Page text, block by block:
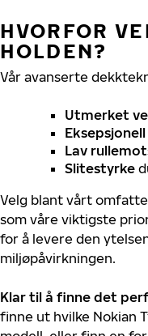
HVORFOR
HOLDEN?
Vår avanserte
Utmerket
Lav
Slitestyrke
Velg blant vårt
som våre viktigste
for å levere den
miljøpåvirkningen.
Klar til å finne det
finne ut hvilke Nokian